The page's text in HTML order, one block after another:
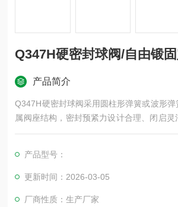
Q347H硬密封球阀/自由锻
产品简介
Q347H硬密封球阀采用圆柱形弹簧或波形弹
属阀座结构，密封预紧力设计合理、闭启灵
可靠性。
产品型号：
更新时间：2026-03-05
厂商性质：生产厂家